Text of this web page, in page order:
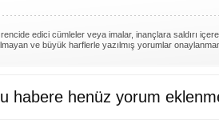
edici cümleler veya imalar, inançlara saldırı
ve büyük harflerle yazılmış yorumlar
habere henüz yorum